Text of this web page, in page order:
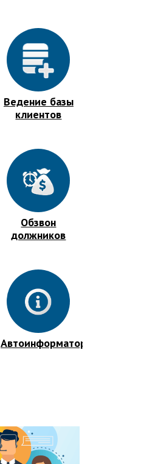
Ведение базы
клиентов
Обзвон
должников
Автоинформатор